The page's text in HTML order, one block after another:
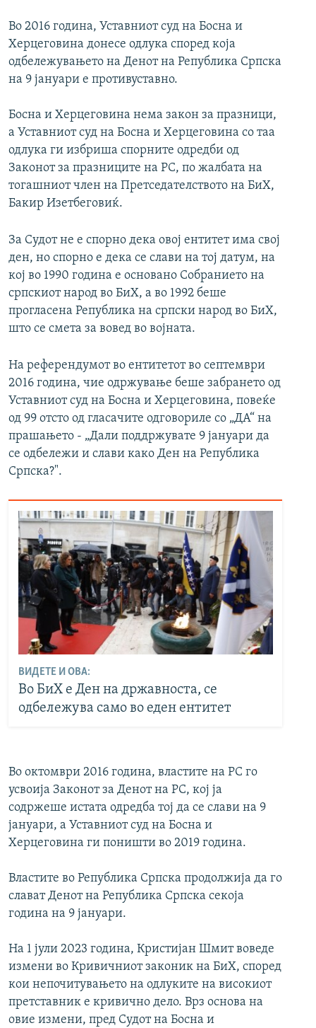
Во 2016 година, Уставниот суд на Босна и
Херцеговина донесе одлука според која
одбележувањето на Денот на Република Српска
на 9 јануари е противуставно.
Босна и Херцеговина нема закон за празници,
а Уставниот суд на Босна и Херцеговина со таа
одлука ги избриша спорните одредби од
Законот за празниците на РС, по жалбата на
тогашниот член на Претседателството на БиХ,
Бакир Изетбеговиќ.
За Судот не е спорно дека овој ентитет има свој
ден, но спорно е дека се слави на тој датум, на
кој во 1990 година е основано Собранието на
српскиот народ во БиХ, а во 1992 беше
прогласена Република на српски народ во БиХ,
што се смета за вовед во војната.
На референдумот во ентитетот во септември
2016 година, чие одржување беше забрането од
Уставниот суд на Босна и Херцеговина, повеќе
од 99 отсто од гласачите одговориле со „ДА“ на
прашањето - „Дали поддржувате 9 јануари да
се одбележи и слави како Ден на Република
Српска?".
ВИДЕТЕ И ОВА:
Во БиХ е Ден на државноста, се
одбележува само во еден ентитет
Во октомври 2016 година, властите на РС го
усвоија Законот за Денот на РС, кој ја
содржеше истата одредба тој да се слави на 9
јануари, а Уставниот суд на Босна и
Херцеговина ги поништи во 2019 година.
Властите во Република Српска продолжија да го
слават Денот на Република Српска секоја
година на 9 јануари.
На 1 јули 2023 година, Кристијан Шмит воведе
измени во Кривичниот законик на БиХ, според
кои непочитувањето на одлуките на високиот
претставник е кривично дело. Врз основа на
овие измени, пред Судот на Босна и